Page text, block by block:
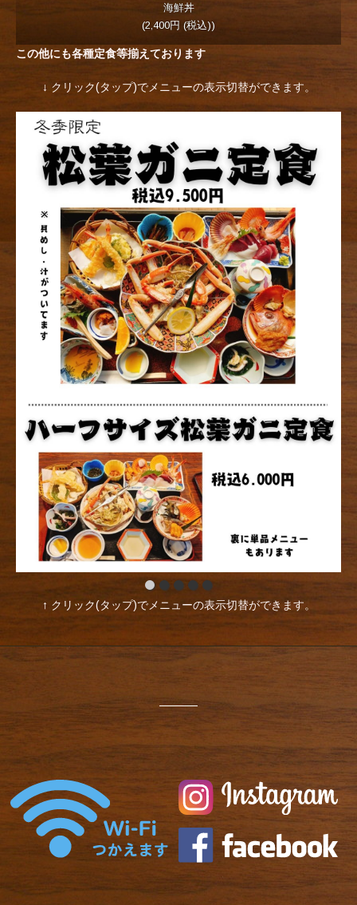
海鮮丼
(2,400円 (税込))
この他にも各種定食等揃えております
↓ クリック(タップ)でメニューの表示切替ができます。
↑ クリック(タップ)でメニューの表示切替ができます。